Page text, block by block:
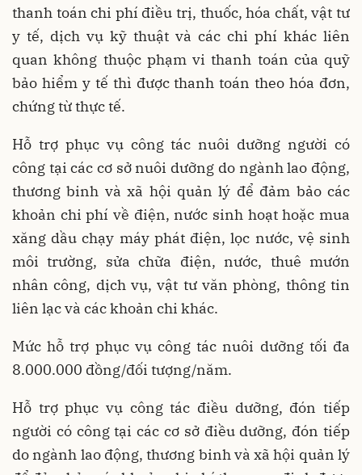
thanh toán chi phí điều trị, thuốc, hóa chất, vật tư
y tế, dịch vụ kỹ thuật và các chi phí khác liên
quan không thuộc phạm vi thanh toán của quỹ
bảo hiểm y tế thì được thanh toán theo hóa đơn,
chứng từ thực tế.
Hỗ trợ phục vụ công tác nuôi dưỡng người có
công tại các cơ sở nuôi dưỡng do ngành lao động,
thương binh và xã hội quản lý để đảm bảo các
khoản chi phí về điện, nước sinh hoạt hoặc mua
xăng dầu chạy máy phát điện, lọc nước, vệ sinh
môi trường, sửa chữa điện, nước, thuê mướn
nhân công, dịch vụ, vật tư văn phòng, thông tin
liên lạc và các khoản chi khác.
Mức hỗ trợ phục vụ công tác nuôi dưỡng tối đa
8.000.000 đồng/đối tượng/năm.
Hỗ trợ phục vụ công tác điều dưỡng, đón tiếp
người có công tại các cơ sở điều dưỡng, đón tiếp
do ngành lao động, thương binh và xã hội quản lý